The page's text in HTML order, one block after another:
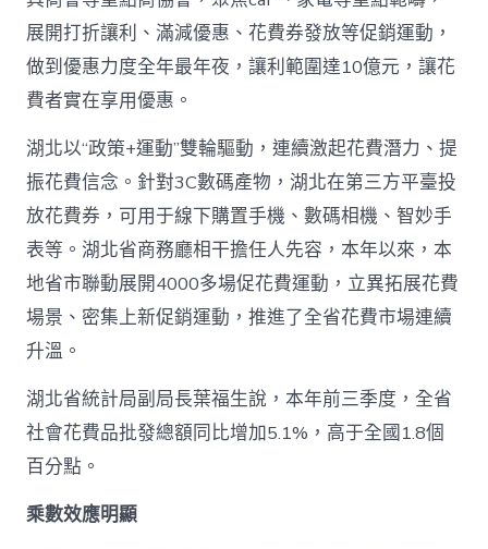
展開打折讓利、滿減優惠、花費券發放等促銷運動，
做到優惠力度全年最年夜，讓利範圍達10億元，讓花
費者實在享用優惠。
湖北以“政策+運動”雙輪驅動，連續激起花費潛力、提
振花費信念。針對3C數碼產物，湖北在第三方平臺投
放花費券，可用于線下購置手機、數碼相機、智妙手
表等。湖北省商務廳相干擔任人先容，本年以來，本
地省市聯動展開4000多場促花費運動，立異拓展花費
場景、密集上新促銷運動，推進了全省花費市場連續
升溫。
湖北省統計局副局長葉福生說，本年前三季度，全省
社會花費品批發總額同比增加5.1%，高于全國1.8個
百分點。
乘數效應明顯